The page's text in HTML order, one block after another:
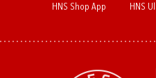
HNS Shop App HNS